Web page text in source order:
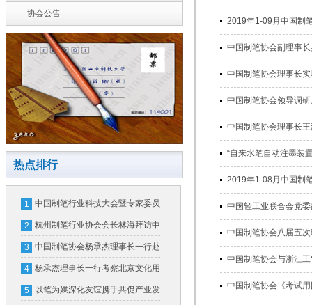
协会公告
热点排行
1 中国制笔行业科技大会暨专家委员
会换届大会在北京隆重召开
2 杭州制笔行业协会会长林海拜访中
国制笔协会
3 中国制笔协会杨承杰理事长一行赴
横琴粤澳深度合作区和广东省文化
用品行业协会考察交流
4 杨承杰理事长一行考察北京文化用
品行业协会并开展座谈交流
5 以笔为媒深化友谊携手共促产业发
2019年1-09月中国制
中国制笔协会副理事
中国制笔协会理事长
中国制笔协会领导调
中国制笔协会理事长
“自来水笔自动注墨装
2019年1-08月中国制
中国轻工业联合会党
中国制笔协会八届五
中国制笔协会与浙江
中国制笔协会《考试